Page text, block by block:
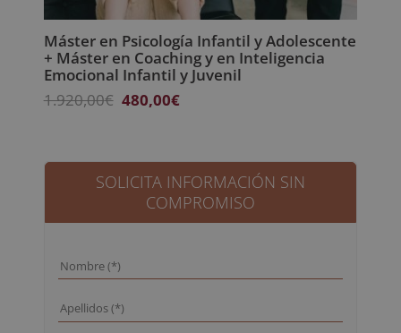
Máster en Psicología Infantil y Adolescente
+ Máster en Coaching y en Inteligencia
Emocional Infantil y Juvenil
1.920,00€ El
era:
1.920,00€.
480,00€El
es:
480,00€.
SOLICITA INFORMACIÓN SIN
COMPROMISO